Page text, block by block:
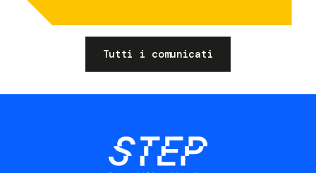
Tutti i comunicati